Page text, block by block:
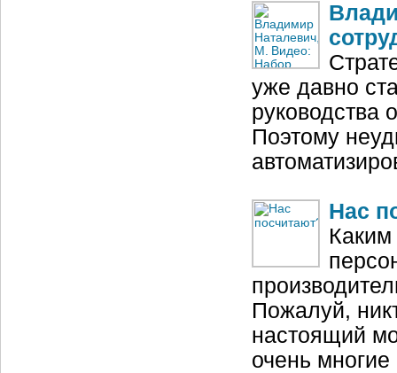
уже давно
руководства
Поэтому
Нас
Каким
Пожалуй,
настоящий
очень